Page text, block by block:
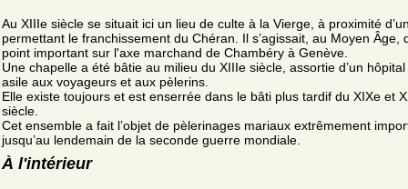
Au XIIIe siècle se situait ici un lieu de culte à la Vierge, à proximité
permettant le franchissement du Chéran. Il s’agissait, au Moyen Âge,
point important sur l'axe marchand de Chambéry à Genève.
Une chapelle a été bâtie au milieu du XIIIe siècle, assortie d’un
asile aux voyageurs et aux pèlerins.
Elle existe toujours et est enserrée dans le bâti plus tardif du XIXe et
siècle.
Cet ensemble a fait l’objet de pèlerinages mariaux extrêmement
jusqu’au lendemain de la seconde guerre mondiale.
À l'intérieur